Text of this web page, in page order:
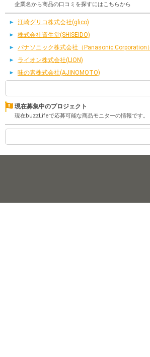
企業名から商品の口コミを探すにはこちらから
江崎グリコ株式会社(glico)
株式会社資生堂(SHISEIDO)
パナソニック株式会社（Panasonic Corporation）
ライオン株式会社(LION)
味の素株式会社(AJINOMOTO)
現在募集中のプロジェクト
現在buzzLifeで応募可能な商品モニターの情報です。